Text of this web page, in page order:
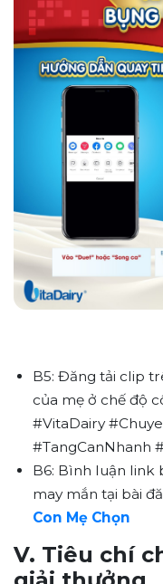
B5: Đăng tải clip
của mẹ ở chế độ
#VitaDairy
#TangCanNhanh
B6: Bình luận link
may mắn tại bài
Con Mẹ Chọn
V. Tiêu chí